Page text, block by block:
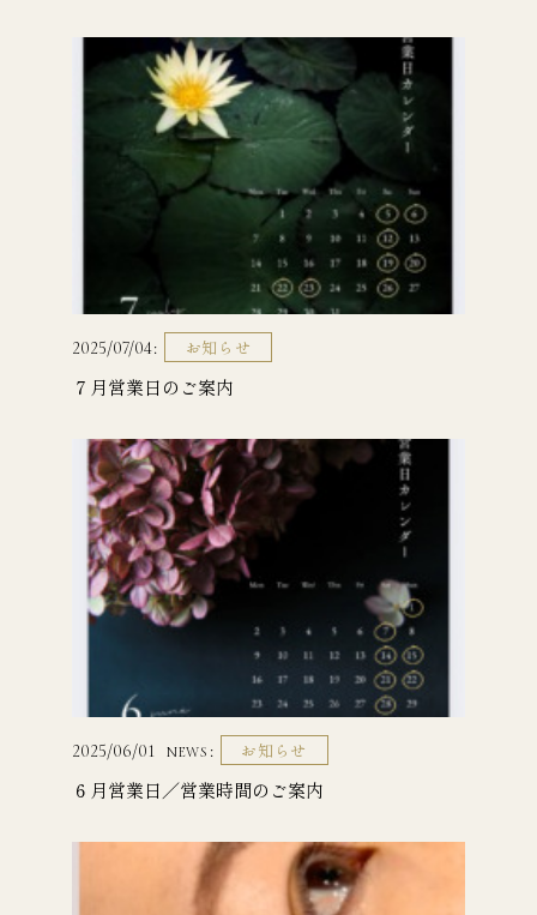
2025/07/04 お知らせ
７月営業日のご案内
2025/06/01 NEWS お知らせ
６月営業日／営業時間のご案内